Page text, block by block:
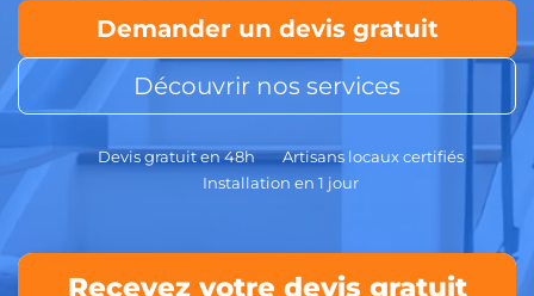
Demander un devis gratuit
Découvrir nos services
Devis gratuit en 48h
Artisans locaux certifiés
Installation en 1 jour
Recevez votre devis gratuit